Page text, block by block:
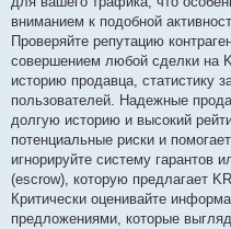
вниманием к подобной
Проверяйте репутацию
совершением любой сделки на
историю продавца, статистику
пользователей. Надежные
долгую историю и высокий
потенциальные риски и
игнорируйте систему гарантов
(escrow), которую предлагает
Критически оценивайте
предложениями, которые